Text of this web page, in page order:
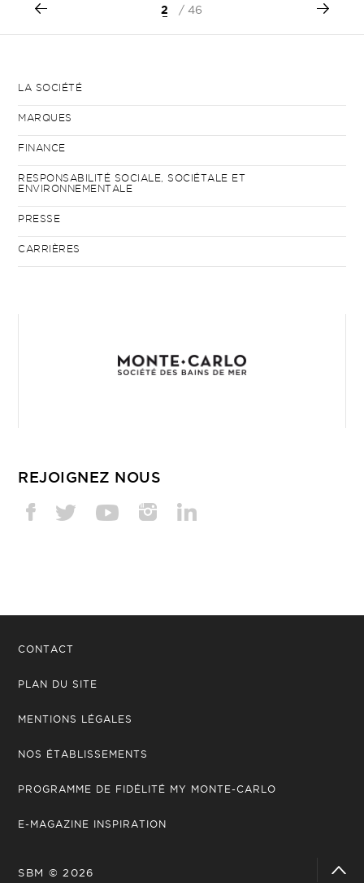
2 / 46
LA SOCIÉTÉ
MARQUES
FINANCE
RESPONSABILITÉ SOCIALE, SOCIÉTALE ET
ENVIRONNEMENTALE
PRESSE
CARRIÈRES
REJOIGNEZ NOUS
CONTACT
PLAN DU SITE
MENTIONS LÉGALES
NOS ÉTABLISSEMENTS
PROGRAMME DE FIDÉLITÉ MY MONTE-CARLO
E-MAGAZINE INSPIRATION
SBM © 2026